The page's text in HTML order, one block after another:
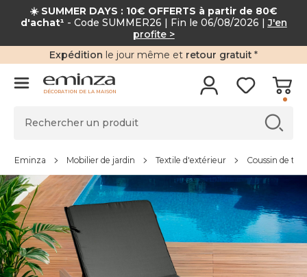
☀️ SUMMER DAYS : 10€ OFFERTS à partir de 80€
d'achat¹ - Code SUMMER26 | Fin le 06/08/2026 |J'en
profite >
Expédition le jour même et retour gratuit *
DÉCORATION DE LA MAISON
Eminza Mobilier de jardin Textile d'extérieur Coussin de